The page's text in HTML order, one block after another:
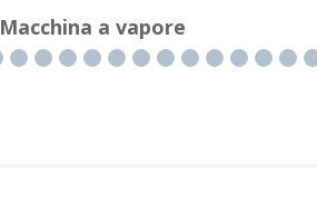
Macchina a vapore